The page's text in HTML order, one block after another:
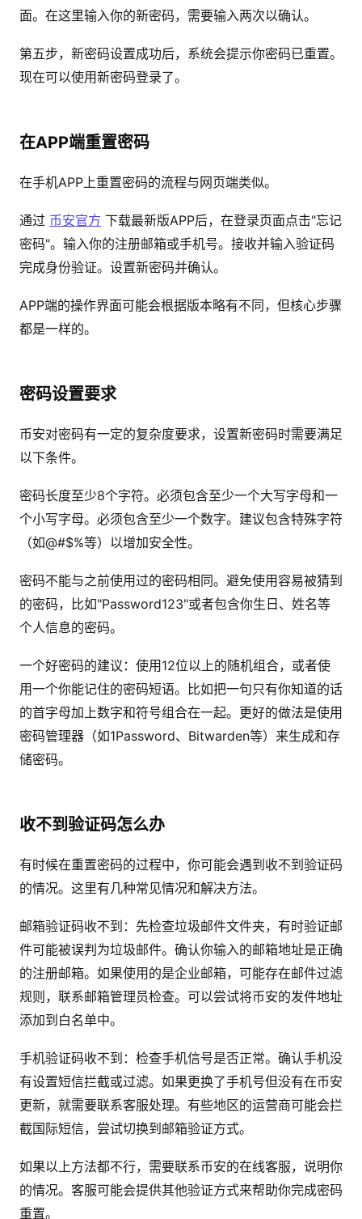
面。在这里输入你的新密码，需要输入两次以确认。
第五步，新密码设置成功后，系统会提示你密码已重置。
现在可以使用新密码登录了。
在APP端重置密码
在手机APP上重置密码的流程与网页端类似。
通过 币安官方 下载最新版APP后，在登录页面点击"忘记
密码"。输入你的注册邮箱或手机号。接收并输入验证码
完成身份验证。设置新密码并确认。
APP端的操作界面可能会根据版本略有不同，但核心步骤
都是一样的。
密码设置要求
币安对密码有一定的复杂度要求，设置新密码时需要满足
以下条件。
密码长度至少8个字符。必须包含至少一个大写字母和一
个小写字母。必须包含至少一个数字。建议包含特殊字符
（如@#$%等）以增加安全性。
密码不能与之前使用过的密码相同。避免使用容易被猜到
的密码，比如"Password123"或者包含你生日、姓名等
个人信息的密码。
一个好密码的建议：使用12位以上的随机组合，或者使
用一个你能记住的密码短语。比如把一句只有你知道的话
的首字母加上数字和符号组合在一起。更好的做法是使用
密码管理器（如1Password、Bitwarden等）来生成和存
储密码。
收不到验证码怎么办
有时候在重置密码的过程中，你可能会遇到收不到验证码
的情况。这里有几种常见情况和解决方法。
邮箱验证码收不到：先检查垃圾邮件文件夹，有时验证邮
件可能被误判为垃圾邮件。确认你输入的邮箱地址是正确
的注册邮箱。如果使用的是企业邮箱，可能存在邮件过滤
规则，联系邮箱管理员检查。可以尝试将币安的发件地址
添加到白名单中。
手机验证码收不到：检查手机信号是否正常。确认手机没
有设置短信拦截或过滤。如果更换了手机号但没有在币安
更新，就需要联系客服处理。有些地区的运营商可能会拦
截国际短信，尝试切换到邮箱验证方式。
如果以上方法都不行，需要联系币安的在线客服，说明你
的情况。客服可能会提供其他验证方式来帮助你完成密码
重置。